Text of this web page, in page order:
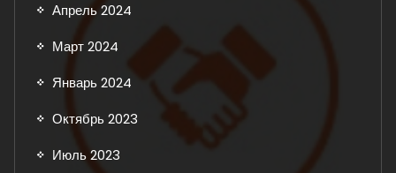
Апрель 2024
Март 2024
Январь 2024
Октябрь 2023
Июль 2023